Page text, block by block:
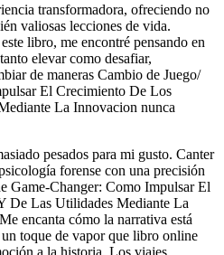
transformadora, ofreciendo no
valiosas lecciones de vida.
libro, me encontré pensando en
elevar como desafiar,
de maneras Cambio de Juego/
El Crecimiento De Los
La Innovacion nunca
pesados para mi gusto. Canter
forense con una precisión
Game-Changer: Como Impulsar El
De Las Utilidades Mediante La
encanta cómo la narrativa está
toque de vapor que libro online​
a la historia. Los viajes